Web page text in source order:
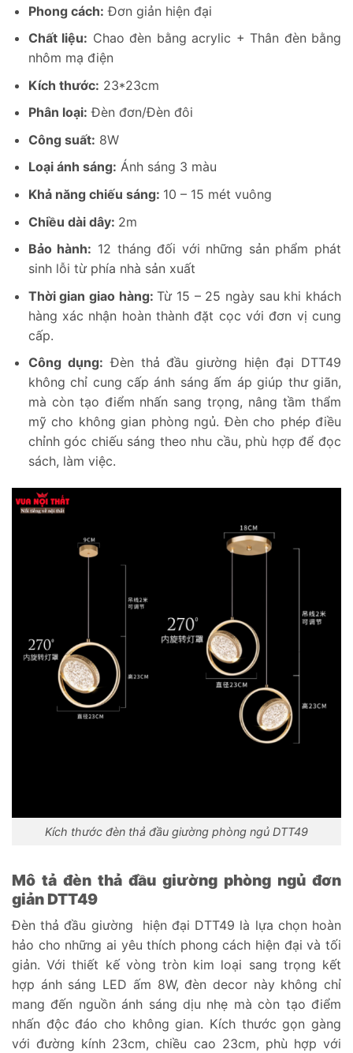
Phong cách: Đơn giản hiện đại
Chất liệu: Chao đèn bằng acrylic + Thân đèn bằng
nhôm mạ điện
Kích thước: 23*23cm
Phân loại: Đèn đơn/Đèn đôi
Công suất: 8W
Loại ánh sáng: Ánh sáng 3 màu
Khả năng chiếu sáng: 10 – 15 mét vuông
Chiều dài dây: 2m
Bảo hành: 12 tháng đối với những sản phẩm phát
sinh lỗi từ phía nhà sản xuất
Thời gian giao hàng:Từ 15 – 25 ngày sau khi khách
hàng xác nhận hoàn thành đặt cọc với đơn vị cung
cấp.
Công dụng: Đèn thả đầu giường hiện đại DTT49
không chỉ cung cấp ánh sáng ấm áp giúp thư giãn,
mà còn tạo điểm nhấn sang trọng, nâng tầm thẩm
mỹ cho không gian phòng ngủ. Đèn cho phép điều
chỉnh góc chiếu sáng theo nhu cầu, phù hợp để đọc
sách, làm việc.
Kích thước đèn thả đầu giường phòng ngủ DTT49
Mô tả đèn thả đầu giường phòng ngủ đơn
giản DTT49
Đèn thả đầu giường hiện đại DTT49 là lựa chọn hoàn
hảo cho những ai yêu thích phong cách hiện đại và tối
giản. Với thiết kế vòng tròn kim loại sang trọng kết
hợp ánh sáng LED ấm 8W, đèn decor này không chỉ
mang đến nguồn ánh sáng dịu nhẹ mà còn tạo điểm
nhấn độc đáo cho không gian. Kích thước gọn gàng
với đường kính 23cm, chiều cao 23cm, phù hợp với